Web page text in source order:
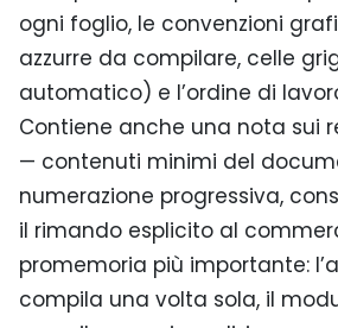
ogni foglio, le convenzioni
azzurre da compilare, celle
automatico) e l’ordine di
Contiene anche una nota sui
— contenuti minimi del
numerazione progressiva,
il rimando esplicito al
promemoria più importante:
compila una volta sola, il